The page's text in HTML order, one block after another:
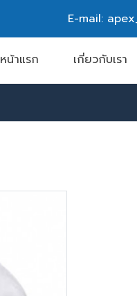
E-mail:
หน้าแรก เกี่ยวกับเรา